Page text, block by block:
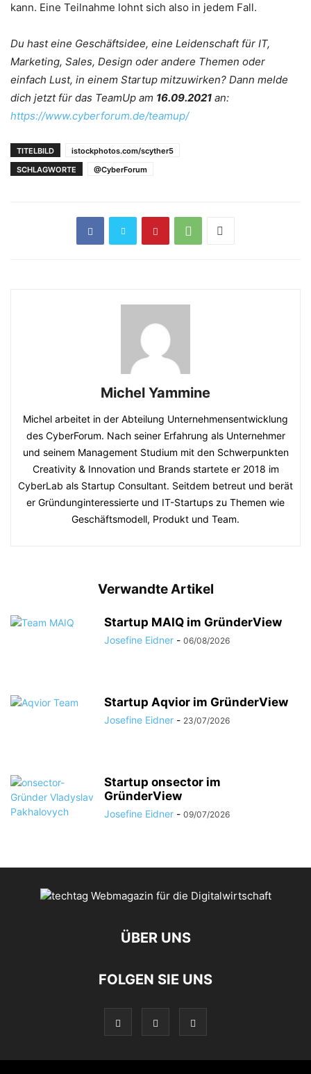
kann. Eine Teilnahme lohnt sich also in jedem Fall.
Du hast eine Geschäftsidee, eine Leidenschaft für IT,
Marketing, Sales, Design oder andere Themen oder
einfach Lust, in einem Startup mitzuwirken? Dann melde
dich jetzt für das TeamUp am 16.09.2021 an:
https://www.cyberforum.de/teamup/
TITELBILD
istockphotos.com/scyther5
SCHLAGWORTE
@CyberForum
Michel Yammine
Michel arbeitet in der Abteilung Unternehmensentwicklung
des CyberForum. Nach seiner Erfahrung als Unternehmer
und seinem Management Studium mit den Schwerpunkten
Creativity & Innovation und Brands startete er 2018 im
CyberLab als Startup Consultant. Seitdem betreut und berät
er Gründunginteressierte und IT-Startups zu Themen wie
Geschäftsmodell, Produkt und Team.
Verwandte Artikel
Startup MAIQ im GründerView
Josefine Eidner - 06/08/2026
Startup Aqvior im GründerView
Josefine Eidner - 23/07/2026
Startup onsector im
GründerView
Josefine Eidner - 09/07/2026
ÜBER UNS
FOLGEN SIE UNS